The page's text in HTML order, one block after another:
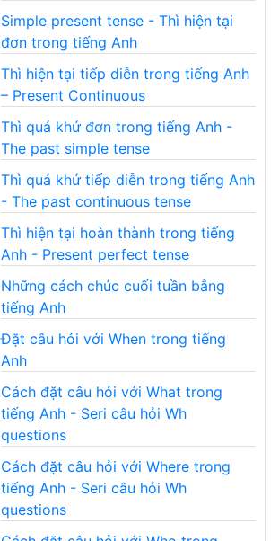
Simple present tense - Thì hiện tại
đơn trong tiếng Anh
Thì hiện tại tiếp diễn trong tiếng Anh
– Present Continuous
Thì quá khứ đơn trong tiếng Anh -
The past simple tense
Thì quá khứ tiếp diễn trong tiếng Anh
- The past continuous tense
Thì hiện tại hoàn thành trong tiếng
Anh - Present perfect tense
Những cách chúc cuối tuần bằng
tiếng Anh
Đặt câu hỏi với When trong tiếng
Anh
Cách đặt câu hỏi với What trong
tiếng Anh - Seri câu hỏi Wh
questions
Cách đặt câu hỏi với Where trong
tiếng Anh - Seri câu hỏi Wh
questions